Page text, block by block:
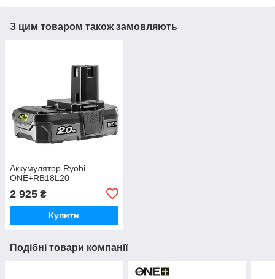
З цим товаром також замовляють
Аккумулятор Ryobi
ONE+RB18L20
2 925 ₴
Купити
Подібні товари компанії